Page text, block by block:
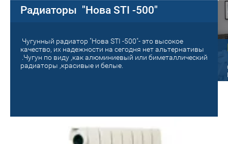
Радиаторы "Нова STI -500"
Чугунный радиатор "Нова STI -500"- это высокое
качество, их надежности на сегодня нет альтернативы
.Чугун по виду ,как алюминиевый или биметаллический
радиаторы ,красивые и белые.
Старый на новый!
Поменяй на новое отопление! Сделай